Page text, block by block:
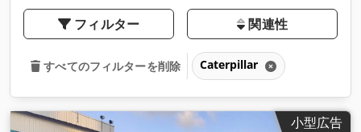
フィルター 関連性
すべてのフィルターを削除 Caterpillar
小型広告